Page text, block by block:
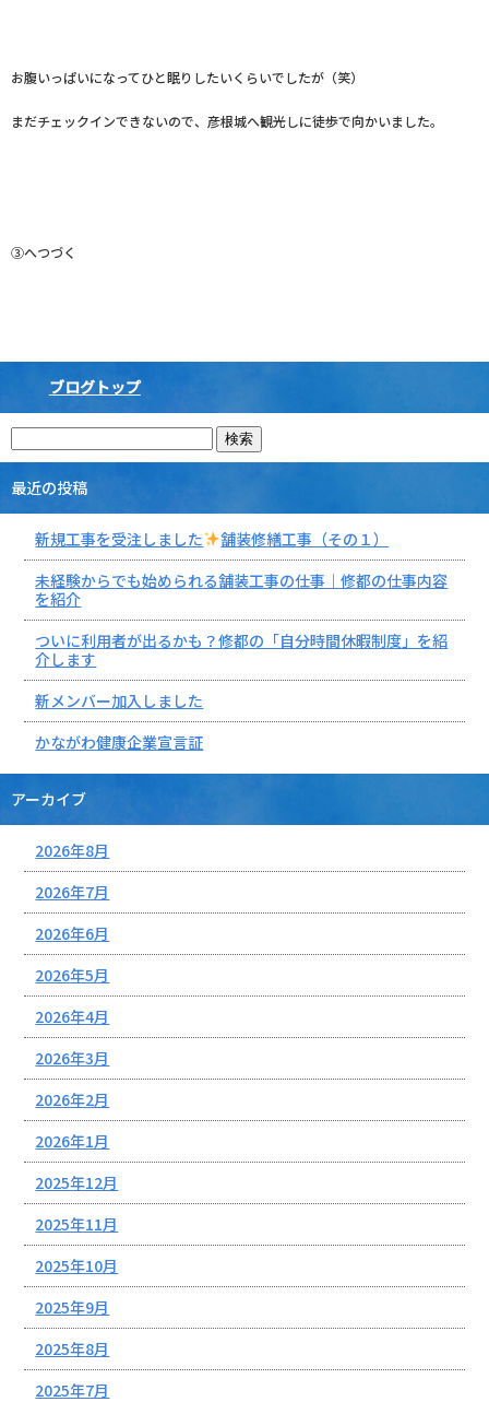
お腹いっぱいになってひと眠りしたいくらいでしたが（笑）
まだチェックインできないので、彦根城へ観光しに徒歩で向かいました。
③へつづく
ブログトップ
最近の投稿
新規工事を受注しました
舗装修繕工事（その１）
未経験からでも始められる舗装工事の仕事｜修都の仕事内容
を紹介
ついに利用者が出るかも？修都の「自分時間休暇制度」を紹
介します
新メンバー加入しました
かながわ健康企業宣言証
アーカイブ
2026年8月
2026年7月
2026年6月
2026年5月
2026年4月
2026年3月
2026年2月
2026年1月
2025年12月
2025年11月
2025年10月
2025年9月
2025年8月
2025年7月